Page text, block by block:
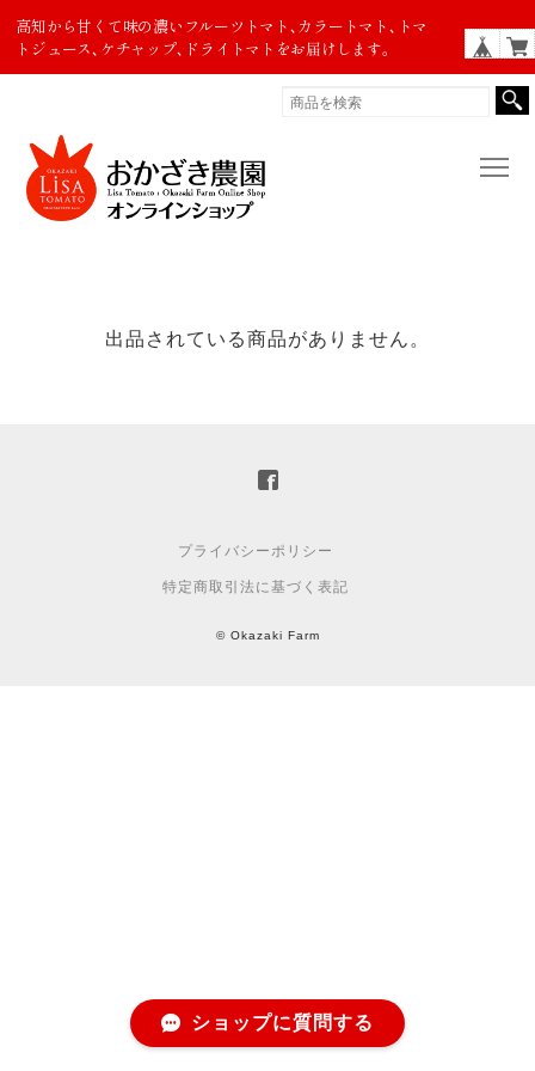
高知から甘くて味の濃いフルーツトマト､カラートマト､トマ
トジュース､ケチャップ､ドライトマトをお届けします。
出品されている商品がありません。
プライバシーポリシー
特定商取引法に基づく表記
© Okazaki Farm
ショップに質問する